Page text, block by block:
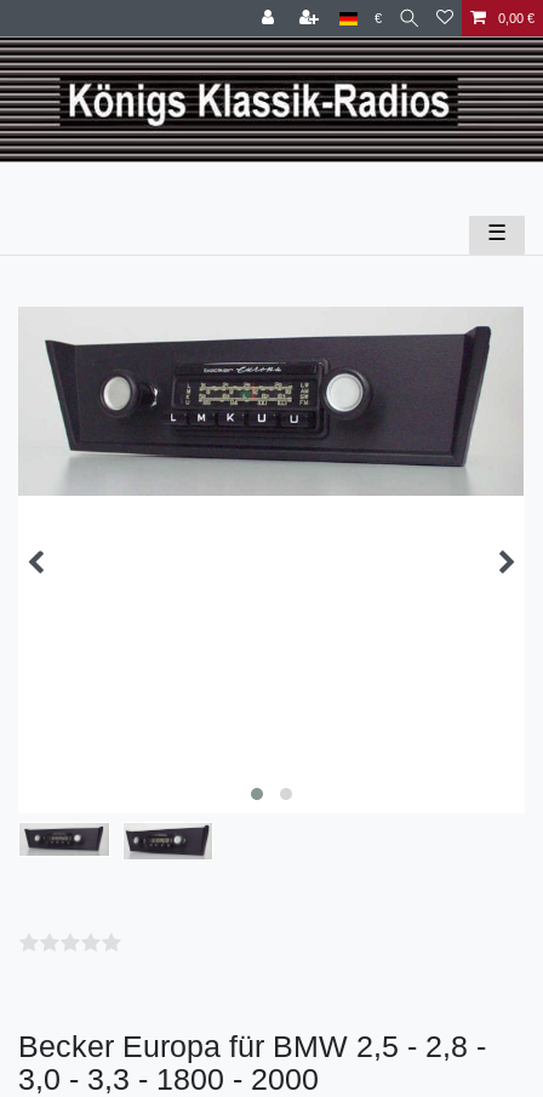
€ 0,00 €
☰
Becker Europa für BMW 2,5 - 2,8 -
3,0 - 3,3 - 1800 - 2000